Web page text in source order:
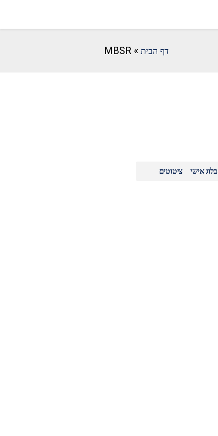
דף הבית »
MBSR
בלוג אישי ציטוטים